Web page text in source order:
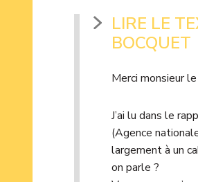
LIRE LE
BOCQUET
Merci monsieur
J’ai lu dans le
(Agence
largement à un
on parle ?